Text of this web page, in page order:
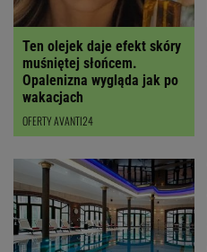
Ten olejek daje efekt skóry
muśniętej słońcem.
Opalenizna wygląda jak po
wakacjach
OFERTY AVANTI24